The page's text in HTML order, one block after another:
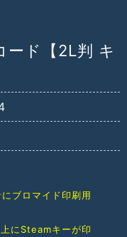
ード【2L判 キ
ブロマイド印刷用
にSteamキーが印